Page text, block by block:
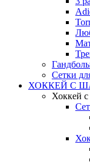
Сетки
ХОККЕЙ С
Хоккей